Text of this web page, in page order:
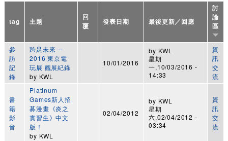
tag 主題
回
覆
發表日期 最後更新／回應
討
論
區
參
訪
記
錄
跨足未來 ─
2016 東京電
玩展 觀展紀錄
by KWL
10/01/2016
by KWL
星期
一,10/03/2016 -
14:33
資
訊
交
流
書
籍
影
音
Platinum
Games新人招
募漫畫《炎之
實習生》中文
版！
by KWL
02/04/2012
by KWL
星期
六,02/04/2012 -
03:34
資
訊
交
流